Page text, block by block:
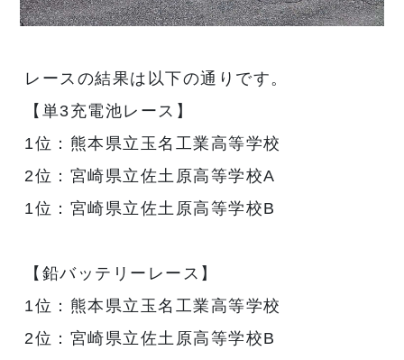
レースの結果は以下の通りです。
【単3充電池レース】
1位：熊本県立玉名工業高等学校
2位：宮崎県立佐土原高等学校A
1位：宮崎県立佐土原高等学校B
【鉛バッテリーレース】
1位：熊本県立玉名工業高等学校
2位：宮崎県立佐土原高等学校B